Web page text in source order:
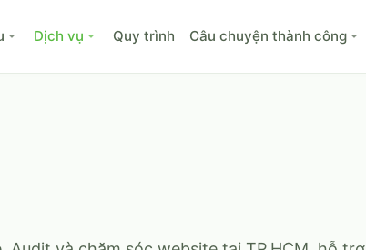
Dịch vụ Quy trình Câu chuyện thành công